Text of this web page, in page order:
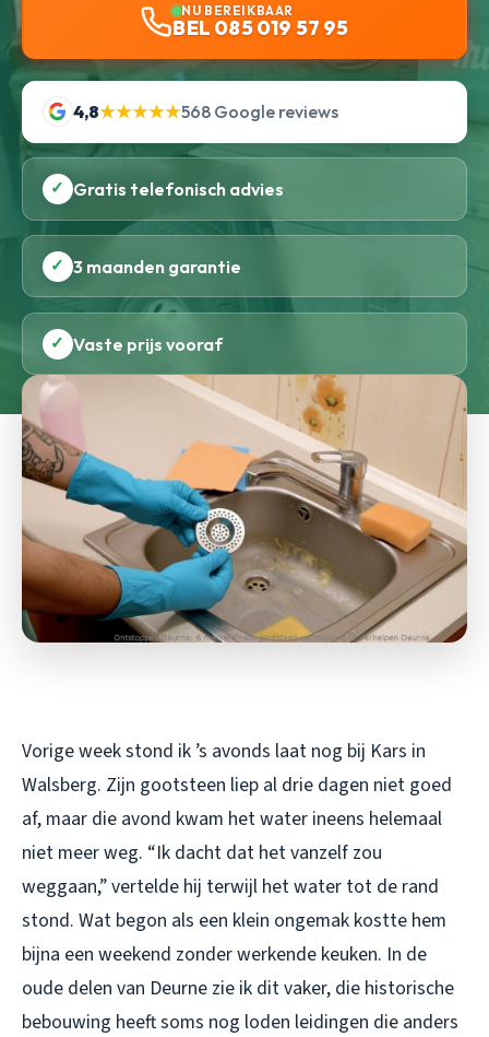
NU BEREIKBAAR
BEL 085 019 57 95
4,8★★★★★568 Google reviews
✓ Gratis telefonisch advies
✓ 3 maanden garantie
✓ Vaste prijs vooraf
Vorige week stond ik ’s avonds laat nog bij Kars in
Walsberg. Zijn gootsteen liep al drie dagen niet goed
af, maar die avond kwam het water ineens helemaal
niet meer weg. “Ik dacht dat het vanzelf zou
weggaan,” vertelde hij terwijl het water tot de rand
stond. Wat begon als een klein ongemak kostte hem
bijna een weekend zonder werkende keuken. In de
oude delen van Deurne zie ik dit vaker, die historische
bebouwing heeft soms nog loden leidingen die anders